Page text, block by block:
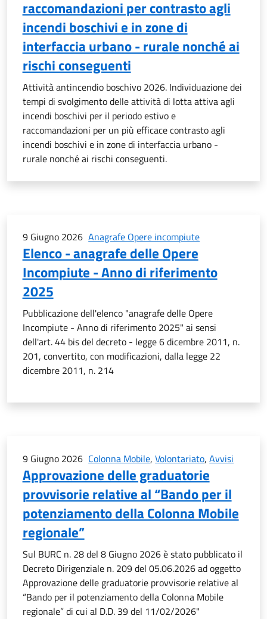
raccomandazioni per contrasto agli
incendi boschivi e in zone di
interfaccia urbano - rurale nonché ai
rischi conseguenti
Attività antincendio boschivo 2026. Individuazione dei
tempi di svolgimento delle attività di lotta attiva agli
incendi boschivi per il periodo estivo e
raccomandazioni per un più efficace contrasto agli
incendi boschivi e in zone di interfaccia urbano -
rurale nonché ai rischi conseguenti.
9 Giugno 2026 Anagrafe Opere incompiute
Elenco - anagrafe delle Opere
Incompiute - Anno di riferimento
2025
Pubblicazione dell'elenco "anagrafe delle Opere
Incompiute - Anno di riferimento 2025" ai sensi
dell'art. 44 bis del decreto - legge 6 dicembre 2011, n.
201, convertito, con modificazioni, dalla legge 22
dicembre 2011, n. 214
9 Giugno 2026 Colonna Mobile,Volontariato,Avvisi
Approvazione delle graduatorie
provvisorie relative al “Bando per il
potenziamento della Colonna Mobile
regionale”
Sul BURC n. 28 del 8 Giugno 2026 è stato pubblicato il
Decreto Dirigenziale n. 209 del 05.06.2026 ad oggetto
Approvazione delle graduatorie provvisorie relative al
“Bando per il potenziamento della Colonna Mobile
regionale” di cui al D.D. 39 del 11/02/2026"